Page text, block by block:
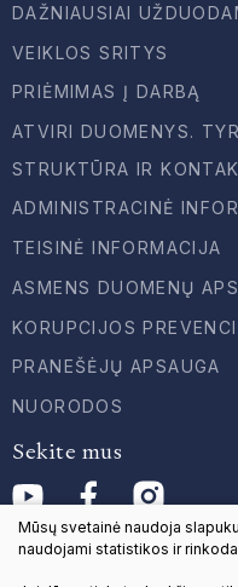
DAŽNIAUSIAI
VEIKLOS SRITYS
PRIĖMIMAS Į DARBĄ
ATVIRI DUOMENYS.
STRUKTŪRA IR
ADMINISTRACINĖ
TEISINĖ INFORMACIJA
ASMENS DUOMENŲ
KORUPCIJOS
PRANEŠĖJŲ APSAUGA
NUORODOS
Sekite mus
Mūsų svetainė naudoja
naudojami statistikos ir